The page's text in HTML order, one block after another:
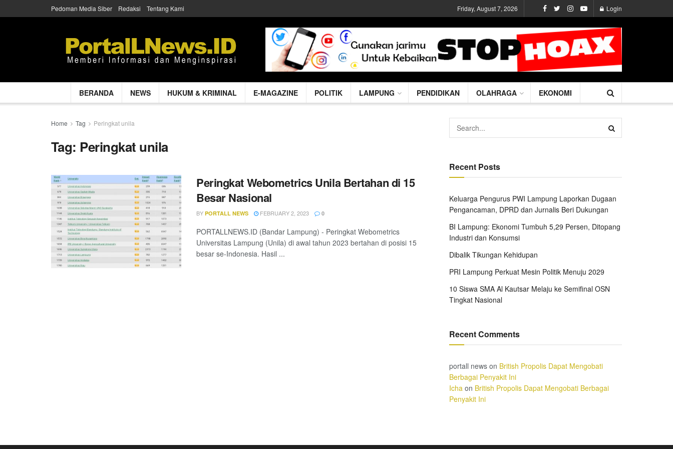
Pedoman Media Siber Redaksi Tentang Kami Friday, August 7, 2026 Login
BERANDA NEWS HUKUM & KRIMINAL E-MAGAZINE POLITIK LAMPUNG PENDIDIKAN OLAHRAGA EKONOMI
Home Tag Peringkat unila
Tag: Peringkat unila
Peringkat Webometrics Unila Bertahan di 15
Besar Nasional
BY PORTALL NEWS FEBRUARY 2, 2023 0
PORTALLNEWS.ID (Bandar Lampung) - Peringkat Webometrics
Universitas Lampung (Unila) di awal tahun 2023 bertahan di posisi 15
besar se-Indonesia. Hasil ...
Recent Posts
Keluarga Pengurus PWI Lampung Laporkan Dugaan
Pengancaman, DPRD dan Jurnalis Beri Dukungan
BI Lampung: Ekonomi Tumbuh 5,29 Persen, Ditopang
Industri dan Konsumsi
Dibalik Tikungan Kehidupan
PRI Lampung Perkuat Mesin Politik Menuju 2029
10 Siswa SMA Al Kautsar Melaju ke Semifinal OSN
Tingkat Nasional
Recent Comments
portall news on British Propolis Dapat Mengobati
Berbagai Penyakit Ini
Icha on British Propolis Dapat Mengobati Berbagai
Penyakit Ini